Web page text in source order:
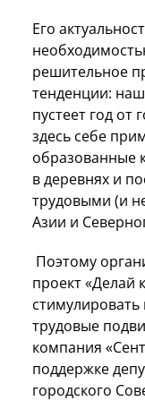
Его
решительное
тенденции:
пустеет год
здесь себе
образованные
в деревнях и
трудовыми (и
Азии и
Поэтому
проект «Делай
трудовые
компания
поддержке
городского